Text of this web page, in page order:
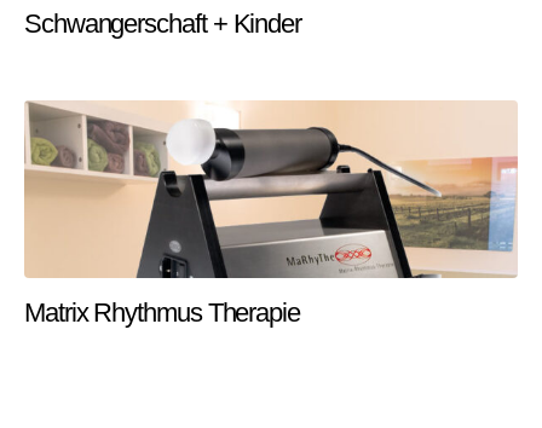
Schwangerschaft + Kinder
Matrix Rhythmus Therapie